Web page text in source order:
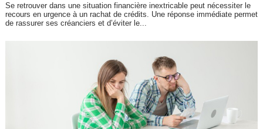
Se retrouver dans une situation financière inextricable peut nécessiter le
recours en urgence à un rachat de crédits. Une réponse immédiate permet
de rassurer ses créanciers et d’éviter le...